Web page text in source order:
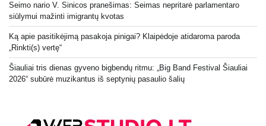
Seimo nario V. Sinicos pranešimas: Seimas nepritarė parlamentaro
siūlymui mažinti imigrantų kvotas
Ką apie pasitikėjimą pasakoja pinigai? Klaipėdoje atidaroma paroda
„Rinkti(s) vertę“
Šiauliai tris dienas gyveno bigbendų ritmu: „Big Band Festival Šiauliai
2026“ subūrė muzikantus iš septynių pasaulio šalių